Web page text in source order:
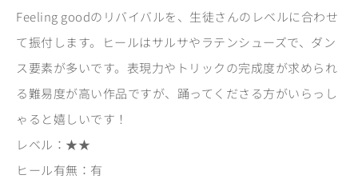
Feeling goodのリバイバルを、生徒さんのレベルに合わせ
て振付します。ヒールはサルサやラテンシューズで、ダン
ス要素が多いです。表現力やトリックの完成度が求められ
る難易度が高い作品ですが、踊ってくださる方がいらっし
ゃると嬉しいです！
レベル：★★
ヒール有無：有